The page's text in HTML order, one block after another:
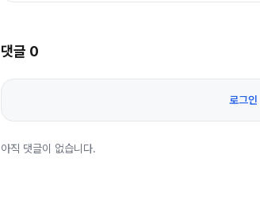
댓글 0
로그인
아직 댓글이 없습니다.